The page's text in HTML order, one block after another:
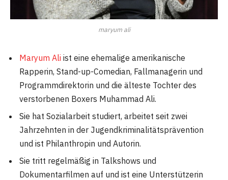
maryum ali
Maryum Ali ist eine ehemalige amerikanische
Rapperin, Stand-up-Comedian, Fallmanagerin und
Programmdirektorin und die älteste Tochter des
verstorbenen Boxers Muhammad Ali.
Sie hat Sozialarbeit studiert, arbeitet seit zwei
Jahrzehnten in der Jugendkriminalitätsprävention
und ist Philanthropin und Autorin.
Sie tritt regelmäßig in Talkshows und
Dokumentarfilmen auf und ist eine Unterstützerin